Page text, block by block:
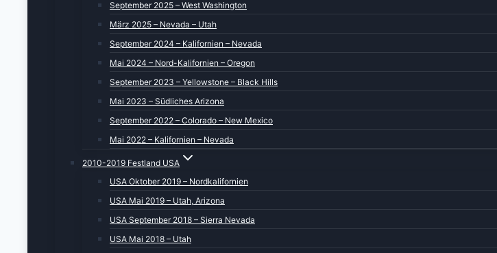
September 2025 – West Washington
März 2025 – Nevada – Utah
September 2024 – Kalifornien – Nevada
Mai 2024 – Nord-Kalifornien – Oregon
September 2023 – Yellowstone – Black Hills
Mai 2023 – Südliches Arizona
September 2022 – Colorado – New Mexico
Mai 2022 – Kalifornien – Nevada
2010-2019 Festland USA
USA Oktober 2019 – Nordkalifornien
USA Mai 2019 – Utah, Arizona
USA September 2018 – Sierra Nevada
USA Mai 2018 – Utah